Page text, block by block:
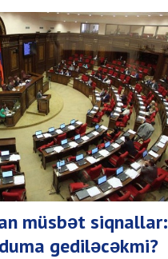
müsbət siqnallar:
gediləcəkmi?